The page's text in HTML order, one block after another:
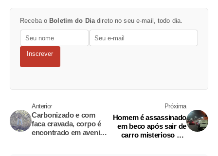
Receba o Boletim do Dia direto no seu e-mail, todo dia.
Inscrever
Anterior
Carbonizado e com
faca cravada, corpo é
encontrado em avenida
Próxima
Homem é assassinado
em beco após sair de
carro misterioso em